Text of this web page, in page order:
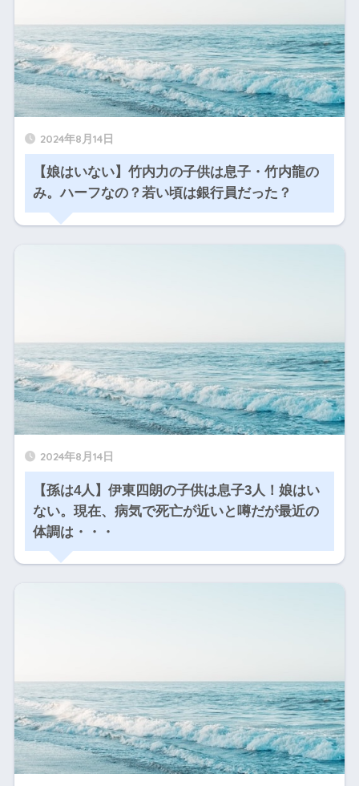
2024年8月14日
【娘はいない】竹内力の子供は息子・竹内龍の
み。ハーフなの？若い頃は銀行員だった？
2024年8月14日
【孫は4人】伊東四朗の子供は息子3人！娘はい
ない。現在、病気で死亡が近いと噂だが最近の
体調は・・・